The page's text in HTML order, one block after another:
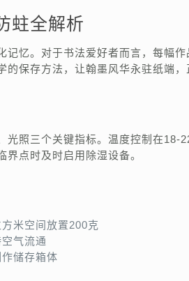
蛀全解析
记忆。对于书法爱好者而言，每幅
保存方法，让翰墨风华永驻纸端，
光照三个关键指标。温度控制在
点时及时启用除湿设备。
米空间放置200克
气流通
储存箱体